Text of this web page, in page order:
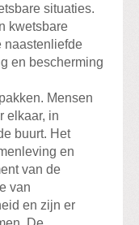
situaties.
kwetsbare
naastenliefde
en bescherming
Mensen
elkaar, in
buurt. Het
en
van de
van
en zijn er